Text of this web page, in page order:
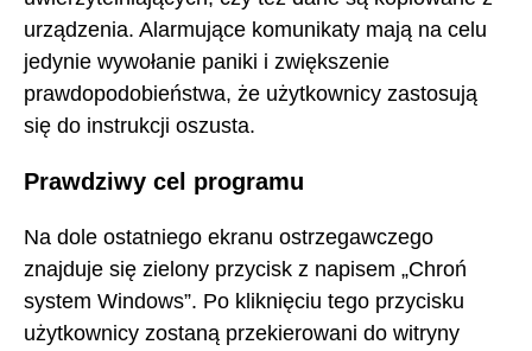
urządzenia. Alarmujące komunikaty mają na celu
jedynie wywołanie paniki i zwiększenie
prawdopodobieństwa, że użytkownicy zastosują
się do instrukcji oszusta.
Prawdziwy cel programu
Na dole ostatniego ekranu ostrzegawczego
znajduje się zielony przycisk z napisem „Chroń
system Windows”. Po kliknięciu tego przycisku
użytkownicy zostaną przekierowani do witryny